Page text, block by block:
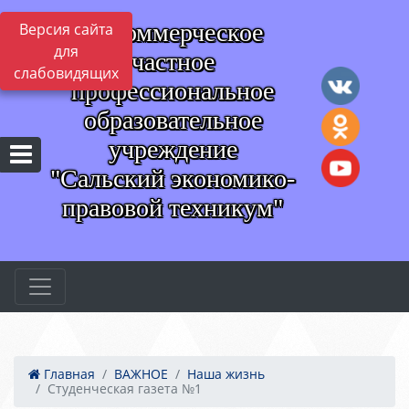
Версия сайта
для
слабовидящих
Некоммерческое
частное
профессиональное
образовательное
учреждение
"Сальский экономико-
правовой техникум"
Главная ВАЖНОЕ
Наша жизнь
Студенческая газета №1